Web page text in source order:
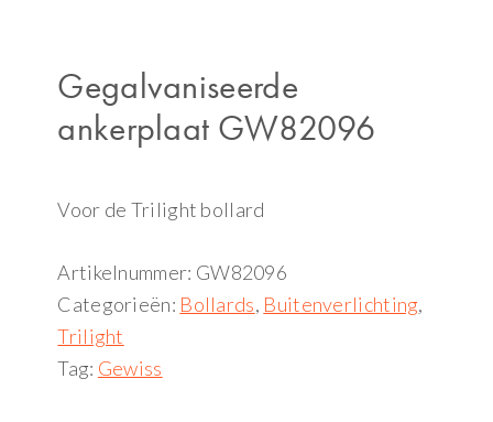
Gegalvaniseerde
ankerplaat GW82096
Voor de Trilight bollard
Artikelnummer: GW82096
Categorieën: Bollards, Buitenverlichting,
Trilight
Tag: Gewiss